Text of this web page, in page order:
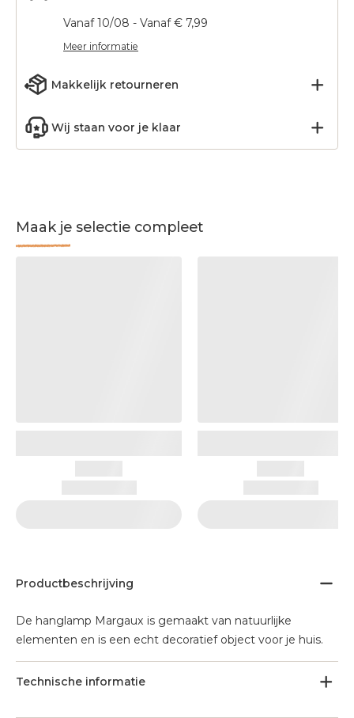
Vanaf 10/08 - Vanaf € 7,99
Meer informatie
Makkelijk retourneren
Wij staan voor je klaar
Maak je selectie compleet
Productbeschrijving
De hanglamp Margaux is gemaakt van natuurlijke
elementen en is een echt decoratief object voor je huis.
Technische informatie